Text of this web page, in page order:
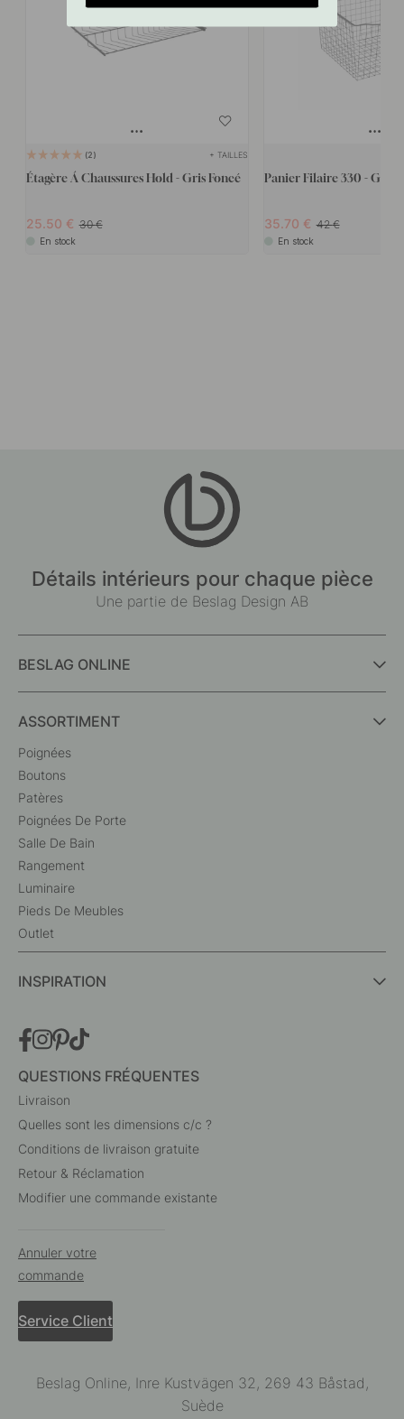
2 + TAILLES
Étagère Á Chaussures Hold - Gris Foncé
25.50 30
En stock
Panier Filaire 330 - Gris
35.70 42
En stock
Détails intérieurs pour chaque pièce
Une partie de Beslag Design AB
BESLAG ONLINE
ASSORTIMENT
Poignées
Boutons
Patères
Poignées De Porte
Salle De Bain
Rangement
Luminaire
Pieds De Meubles
Outlet
INSPIRATION
QUESTIONS FRÉQUENTES
Livraison
Quelles sont les dimensions c/c ?
Conditions de livraison gratuite
Retour & Réclamation
Modifier une commande existante
Annuler votre
commande
Service Client
Beslag Online, Inre Kustvägen 32, 269 43 Båstad,
Suède